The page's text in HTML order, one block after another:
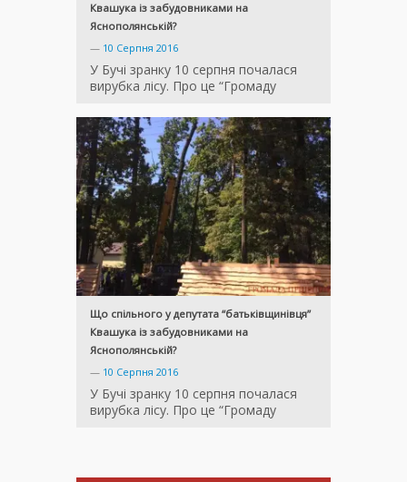
Квашука із забудовниками на
Яснополянській?
— 10 Серпня 2016
У Бучі зранку 10 серпня почалася
вирубка лісу. Про це “Громаду
Що спільного у депутата “батьківщинівця”
Квашука із забудовниками на
Яснополянській?
— 10 Серпня 2016
У Бучі зранку 10 серпня почалася
вирубка лісу. Про це “Громаду